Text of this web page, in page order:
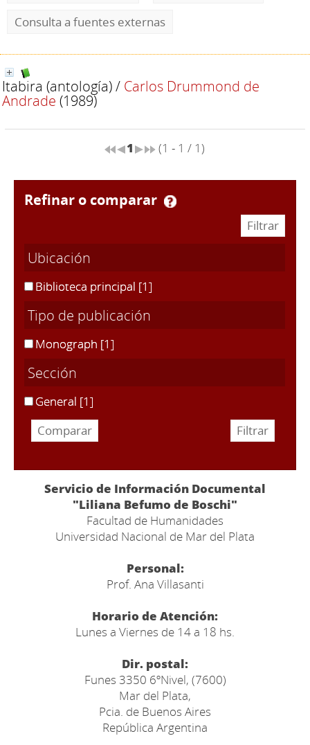
Consulta a fuentes externas
Itabira (antología)/ Carlos Drummond de
Andrade (1989)
1 (1 - 1 / 1)
refinar o comparar
Ubicación
Biblioteca principal [1]
Tipo de publicación
Monograph [1]
Sección
General [1]
Servicio de Información Documental
"Liliana Befumo de Boschi"
Facultad de Humanidades
Universidad Nacional de Mar del Plata
Personal:
Prof. Ana Villasanti
Horario de Atención:
Lunes a Viernes de 14 a 18 hs.
Dir. postal:
Funes 3350 6ºNivel, (7600)
Mar del Plata,
Pcia. de Buenos Aires
República Argentina